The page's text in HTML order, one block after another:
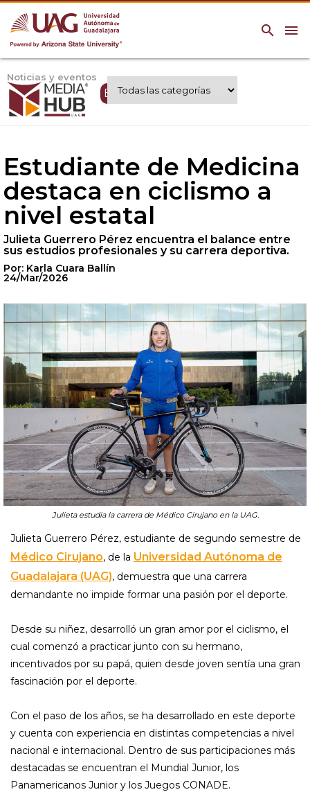
menu
search
Noticias y eventos
Expertos UAG
Estudiante de Medicina
destaca en ciclismo a
nivel estatal
Julieta Guerrero Pérez encuentra el balance entre
sus estudios profesionales y su carrera deportiva.
Por: Karla Cuara Ballín
24/Mar/2026
Julieta estudia la carrera de Médico Cirujano en la UAG.
Julieta Guerrero Pérez, estudiante de segundo semestre de
Médico Cirujano, de la Universidad Autónoma de
Guadalajara (UAG), demuestra que una carrera
demandante no impide formar una pasión por el deporte.
Desde su niñez, desarrolló un gran amor por el ciclismo, el
cual comenzó a practicar junto con su hermano,
incentivados por su papá, quien desde joven sentía una gran
fascinación por el deporte.
Con el paso de los años, se ha desarrollado en este deporte
y cuenta con experiencia en distintas competencias a nivel
nacional e internacional. Dentro de sus participaciones más
destacadas se encuentran el Mundial Junior, los
Panamericanos Junior y los Juegos CONADE.